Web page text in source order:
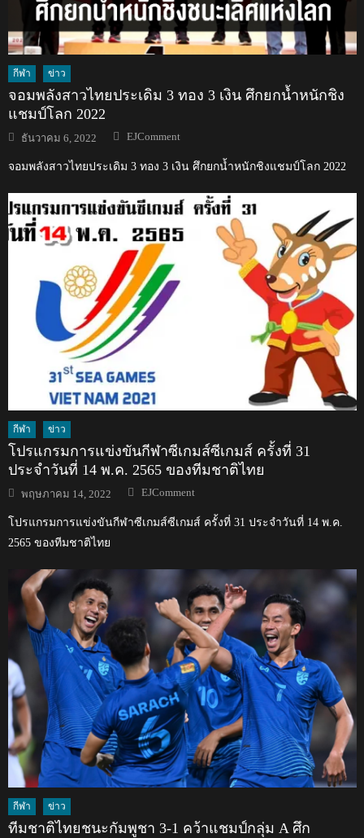
กีฬา ข่าว
จอมพลังสาวไทยประเดิม 3 ทอง 3 เงิน ศึกยกน้ำหนักชิง
แชมป์โลก 2022
Posted
on
ธันวาคม 6, 2022 Author
EJComment
จอมพลังสาวไทยประเดิม 3 ทอง 3 เงิน ศึกยกน้ำหนักชิงแชมป์โลก 2022
กีฬา ข่าว
โปรแกรมการแข่งขันกีฬาซีเกมส์ซีเกมส์ ครั้งที่ 31
ประจำวันที่ 14 พ.ค. 2565 ของทีมชาติไทย
Posted
on
พฤษภาคม 14, 2022 Author
EJComment
โปรแกรมการแข่งขันกีฬาซีเกมส์ซีเกมส์ ครั้งที่ 31 ประจำวันที่ 14 พ.ค.
2565 ของทีมชาติไทย
กีฬา ข่าว
ทีมชาติไทยชนะกัมพูชา 3-1 คว้าแชมป์กลุ่ม A ศึก